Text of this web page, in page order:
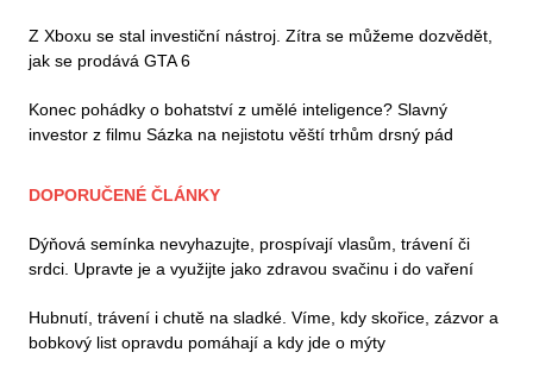
Z Xboxu se stal investiční nástroj. Zítra se můžeme dozvědět,
jak se prodává GTA 6
Konec pohádky o bohatství z umělé inteligence? Slavný
investor z filmu Sázka na nejistotu věští trhům drsný pád
DOPORUČENÉ ČLÁNKY
Dýňová semínka nevyhazujte, prospívají vlasům, trávení či
srdci. Upravte je a využijte jako zdravou svačinu i do vaření
Hubnutí, trávení i chutě na sladké. Víme, kdy skořice, zázvor a
bobkový list opravdu pomáhají a kdy jde o mýty